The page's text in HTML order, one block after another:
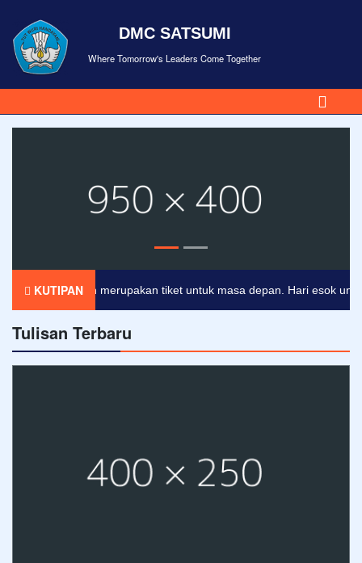
DMC SATSUMI
Where Tomorrow's Leaders Come Together
KUTIPAN
Pendidikan merupakan tiket untuk masa depan. Hari esok untuk
Tulisan Terbaru